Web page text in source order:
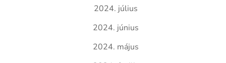
2024. július
2024. június
2024. május